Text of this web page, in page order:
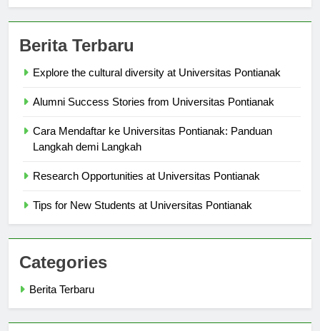
Cara Mendaftar ke Universitas Pontianak: Panduan
Categories